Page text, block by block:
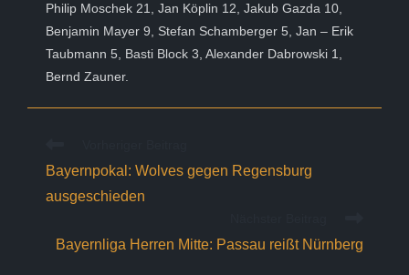
Philip Moschek 21, Jan Köplin 12, Jakub Gazda 10,
Benjamin Mayer 9, Stefan Schamberger 5, Jan – Erik
Taubmann 5, Basti Block 3, Alexander Dabrowski 1,
Bernd Zauner.
ansehen
Bayernpokal: Wolves gegen Regensburg
ausgeschieden
Bayernliga Herren Mitte: Passau reißt Nürnberg